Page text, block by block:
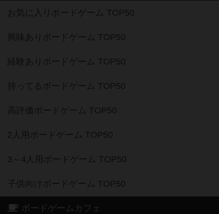
お気に入りボードゲーム TOP50
興味ありボードゲーム TOP50
経験ありボードゲーム TOP50
持ってるボードゲーム TOP50
高評価ボードゲーム TOP50
2人用ボードゲーム TOP50
3～4人用ボードゲーム TOP50
子供向けボードゲーム TOP50
ボードゲームカフェ